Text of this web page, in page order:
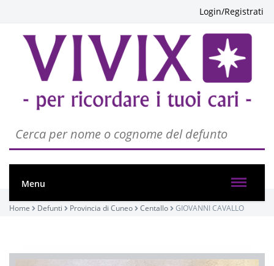
Login/Registrati
Menu
Home Defunti Provincia di Cuneo Centallo GIOVANNI CAVALLO